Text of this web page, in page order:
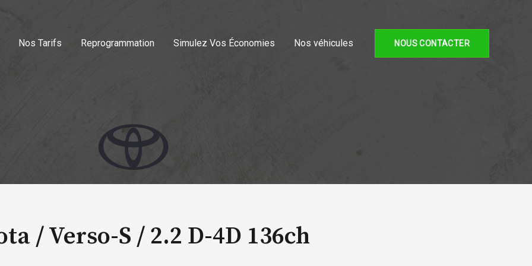
Nos Tarifs Reprogrammation Simulez Vos Économies Nos véhicules NOUS CONTACTER
/ Verso-S /2.2 D-4D 136ch